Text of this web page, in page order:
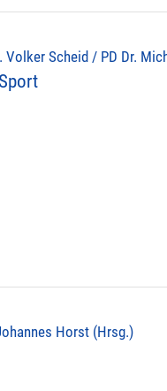
Volker Scheid / PD Dr.
Horst (Hrsg.)